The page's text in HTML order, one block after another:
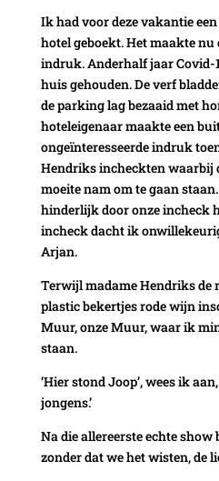
Ik had voor deze vakantie
hotel geboekt. Het maakte
indruk. Anderhalf jaar Covid-
huis gehouden. De verf
de parking lag bezaaid met
hoteleigenaar maakte een
ongeïnteresseerde indruk
Hendriks incheckten waarbij
moeite nam om te gaan
hinderlijk door onze incheck
incheck dacht ik
Arjan.
Terwijl madame Hendriks de
plastic bekertjes rode wijn
Muur, onze Muur, waar ik
staan.
‘Hier stond Joop’, wees ik
jongens.’
Na die allereerste echte
zonder dat we het wisten, de